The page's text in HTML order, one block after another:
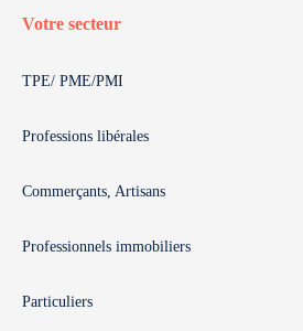
Votre secteur
TPE/ PME/PMI
Professions libérales
Commerçants, Artisans
Professionnels immobiliers
Particuliers